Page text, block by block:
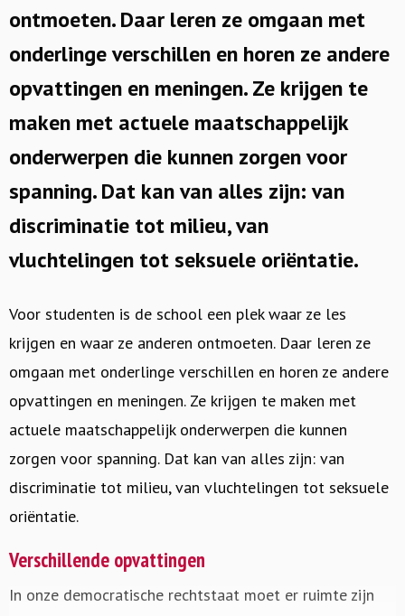
ontmoeten. Daar leren ze omgaan met
onderlinge verschillen en horen ze andere
opvattingen en meningen. Ze krijgen te
maken met actuele maatschappelijk
onderwerpen die kunnen zorgen voor
spanning. Dat kan van alles zijn: van
discriminatie tot milieu, van
vluchtelingen tot seksuele oriëntatie.
Voor studenten is de school een plek waar ze les
krijgen en waar ze anderen ontmoeten. Daar leren ze
omgaan met onderlinge verschillen en horen ze andere
opvattingen en meningen. Ze krijgen te maken met
actuele maatschappelijk onderwerpen die kunnen
zorgen voor spanning. Dat kan van alles zijn: van
discriminatie tot milieu, van vluchtelingen tot seksuele
oriëntatie.
Verschillende opvattingen
In onze democratische rechtstaat moet er ruimte zijn